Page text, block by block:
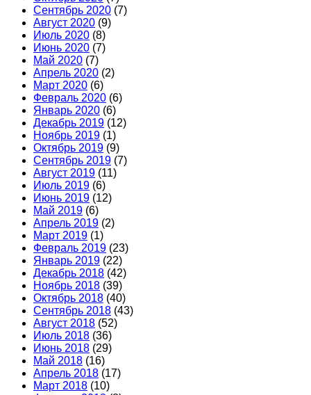
Сентябрь 2020 (7)
Август 2020 (9)
Июль 2020 (8)
Июнь 2020 (7)
Май 2020 (7)
Апрель 2020 (2)
Март 2020 (6)
Февраль 2020 (6)
Январь 2020 (6)
Декабрь 2019 (12)
Ноябрь 2019 (1)
Октябрь 2019 (9)
Сентябрь 2019 (7)
Август 2019 (11)
Июль 2019 (6)
Июнь 2019 (12)
Май 2019 (6)
Апрель 2019 (2)
Март 2019 (1)
Февраль 2019 (23)
Январь 2019 (22)
Декабрь 2018 (42)
Ноябрь 2018 (39)
Октябрь 2018 (40)
Сентябрь 2018 (43)
Август 2018 (52)
Июль 2018 (36)
Июнь 2018 (29)
Май 2018 (16)
Апрель 2018 (17)
Март 2018 (10)